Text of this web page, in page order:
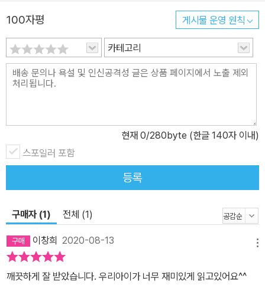
100자평 게시물 운영 원칙
카테고리
현재 0/280byte (한글 140자 이내)
스포일러 포함
등록
구매자 (1) 전체 (1)
이창희 2020-08-13
깨끗하게 잘 받았습니다. 우리아이가 너무 재미있게 읽고있어요^^